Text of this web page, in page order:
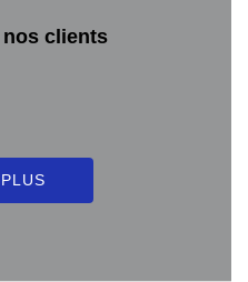
nos clients